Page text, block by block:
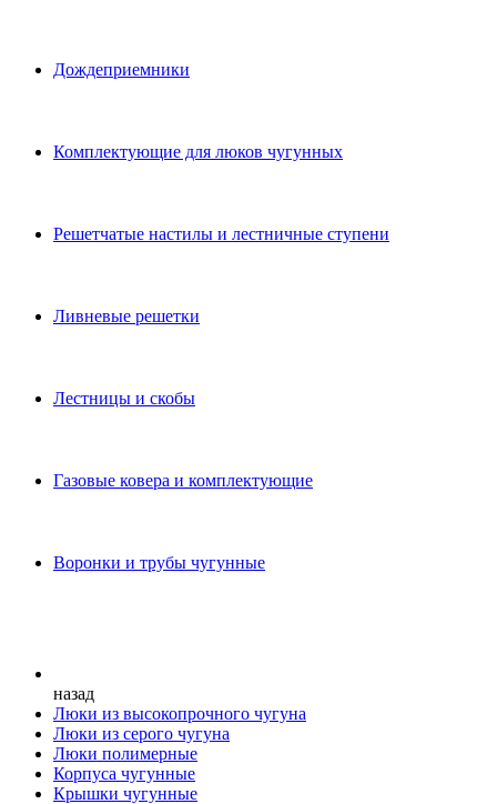
Дождеприемники
Комплектующие для люков чугунных
Решетчатые настилы и лестничные ступени
Ливневые решетки
Лестницы и скобы
Газовые ковера и комплектующие
Воронки и трубы чугунные
назад
Люки из высокопрочного чугуна
Люки из серого чугуна
Люки полимерные
Корпуса чугунные
Крышки чугунные